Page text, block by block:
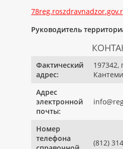
Руководитель
Фактический
адрес:
197342,
Адрес
электронной
почты:
Номер
телефона
(812)